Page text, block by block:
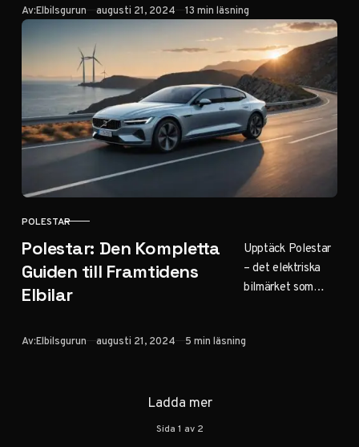
Vår guide avslöjar
allt från
prestanda till
priser. Klicka för
elektrisk
körupplevelse!
Av:Elbilsgurun Publicerad
augusti 21, 2024 13 min läsning
KATEGORI
POLESTAR
Polestar: Den Kompletta
Guiden till Framtidens
Elbilar
Upptäck Polestar
– det elektriska
bilmärket som
design till
Av:Elbilsgurun Publicerad
augusti 21, 2024 5 min läsning
Sida 1 av 2
Ladda mer